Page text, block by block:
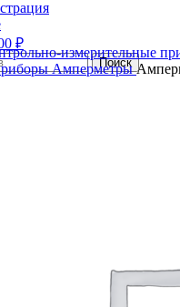
₽
Поиск
измерительные
Амперметры